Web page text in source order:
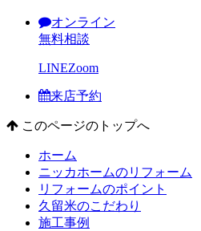
オンライン
無料相談
LINEZoom
来店予約
このページのトップへ
ホーム
ニッカホームのリフォーム
リフォームのポイント
久留米のこだわり
施工事例